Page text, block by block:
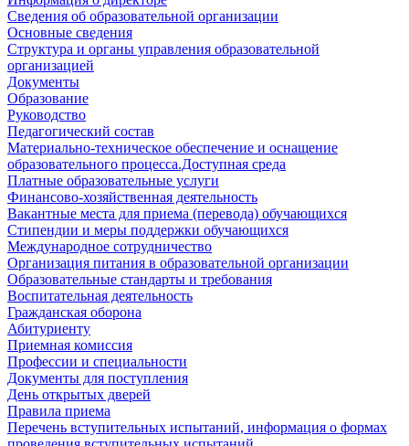
Сведения об образовательной организации
Основные сведения
Структура и органы управления образовательной
организацией
Документы
Образование
Руководство
Педагогический состав
Материально-техническое обеспечение и оснащение
образовательного процесса.Доступная среда
Платные образовательные услуги
Финансово-хозяйственная деятельность
Вакантные места для приема (перевода) обучающихся
Стипендии и меры поддержки обучающихся
Международное сотрудничество
Организация питания в образовательной организации
Образовательные стандарты и требования
Воспитательная деятельность
Гражданская оборона
Абитуриенту
Приемная комиссия
Профессии и специальности
Документы для поступления
День открытых дверей
Правила приема
Перечень вступительных испытаний, информация о формах